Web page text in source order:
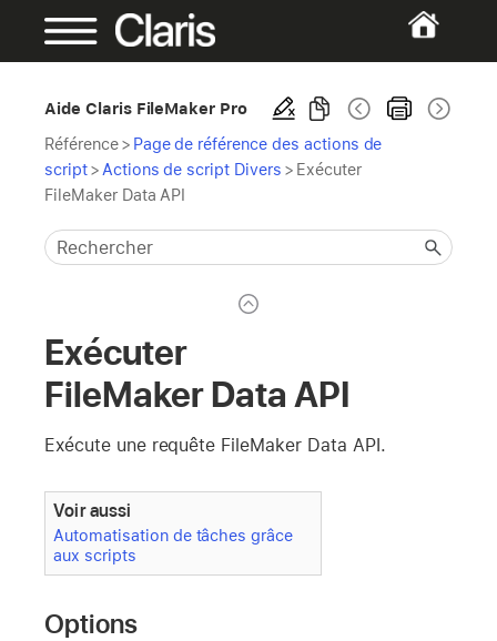
Aide Claris FileMaker Pro
Référence> Page de référence des actions de
script> Actions de script Divers > Exécuter
FileMaker Data API
Exécuter
FileMaker Data API
Exécute une requête FileMaker Data API.
Voir aussi
Automatisation de tâches grâce
aux scripts
Options